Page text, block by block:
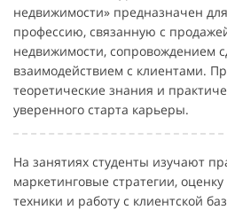
недвижимости» предназначен
профессию, связанную с
недвижимости, сопровождением
взаимодействием с клиентами.
теоретические знания и
уверенного старта карьеры.
На занятиях студенты изучают
маркетинговые стратегии,
техники и работу с клиентской